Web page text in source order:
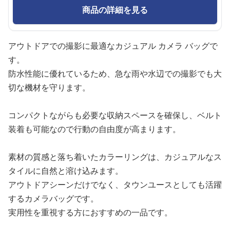
商品の詳細を見る
アウトドアでの撮影に最適なカジュアル カメラ バッグで
す。
防水性能に優れているため、急な雨や水辺での撮影でも大
切な機材を守ります。
コンパクトながらも必要な収納スペースを確保し、ベルト
装着も可能なので行動の自由度が高まります。
素材の質感と落ち着いたカラーリングは、カジュアルなス
タイルに自然と溶け込みます。
アウトドアシーンだけでなく、タウンユースとしても活躍
するカメラバッグです。
実用性を重視する方におすすめの一品です。